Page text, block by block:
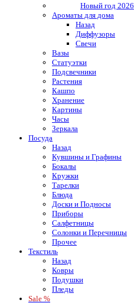
Новый год 2026
Ароматы для дома
Назад
Диффузоры
Свечи
Вазы
Статуэтки
Подсвечники
Растения
Кашпо
Хранение
Картины
Часы
Зеркала
Посуда
Назад
Кувшины и Графины
Бокалы
Кружки
Тарелки
Блюда
Доски и Подносы
Приборы
Салфетницы
Солонки и Перечницы
Прочее
Текстиль
Назад
Ковры
Подушки
Пледы
Sale %